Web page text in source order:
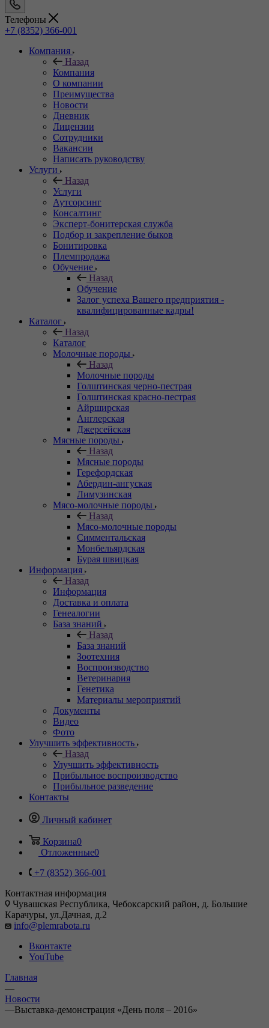
Телефоны
+7 (8352) 366-001
Компания
Назад
Компания
О компании
Преимущества
Новости
Дневник
Лицензии
Сотрудники
Вакансии
Написать руководству
Услуги
Назад
Услуги
Аутсорсинг
Консалтинг
Эксперт-бонитерская служба
Подбор и закрепление быков
Бонитировка
Племпродажа
Обучение
Назад
Обучение
Залог успеха Вашего предприятия -
квалифицированные кадры!
Каталог
Назад
Каталог
Молочные породы
Назад
Молочные породы
Голштинская черно-пестрая
Голштинская красно-пестрая
Айрширская
Англерская
Джерсейская
Мясные породы
Назад
Мясные породы
Герефордская
Абердин-ангуская
Лимузинская
Мясо-молочные породы
Назад
Мясо-молочные породы
Симментальская
Монбельярдская
Бурая швицкая
Информация
Назад
Информация
Доставка и оплата
Генеалогии
База знаний
Назад
База знаний
Зоотехния
Воспроизводство
Ветеринария
Генетика
Материалы мероприятий
Документы
Видео
Фото
Улучшить эффективность
Назад
Улучшить эффективность
Прибыльное воспроизводство
Прибыльное разведение
Контакты
Личный кабинет
Корзина0
Отложенные0
+7 (8352) 366-001
Контактная информация
Чувашская Республика, Чебоксарский район, д. Большие
Карачуры, ул.Дачная, д.2
info@plemrabota.ru
Вконтакте
YouTube
Главная
—
Новости
—Выставка-демонстрация «День поля – 2016»